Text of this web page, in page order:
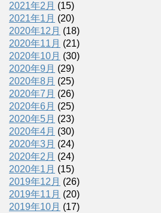
2021年2月 (15)
2021年1月 (20)
2020年12月 (18)
2020年11月 (21)
2020年10月 (30)
2020年9月 (29)
2020年8月 (25)
2020年7月 (26)
2020年6月 (25)
2020年5月 (23)
2020年4月 (30)
2020年3月 (24)
2020年2月 (24)
2020年1月 (15)
2019年12月 (26)
2019年11月 (20)
2019年10月 (17)